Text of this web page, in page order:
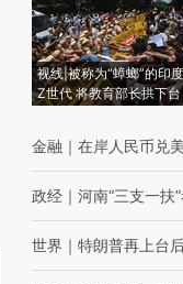
视线|被称为“蟑螂”的印度
Z世代 将教育部长拱下台
金融 ｜ 在岸人民币兑
政经 ｜ 河南“三支一扶
世界 ｜ 特朗普再上台